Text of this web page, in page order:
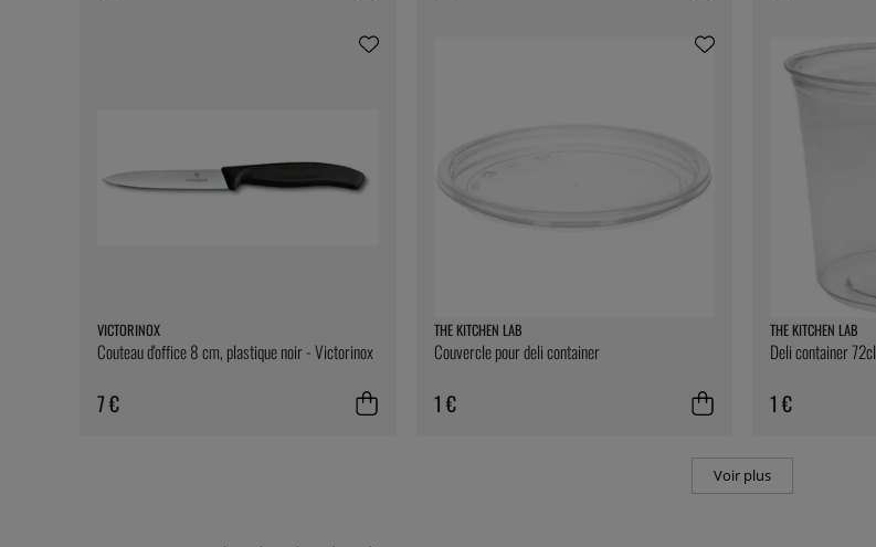
VICTORINOX
Couteau d'office 8 cm, plastique noir - Victorinox
7 €
THE KITCHEN LAB
Couvercle pour deli container
1 €
THE KITCHEN LAB
Deli container 72cl
1 €
Voir plus